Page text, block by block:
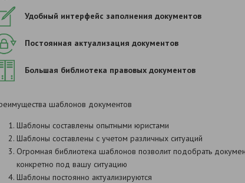
заполнение шаблона Вы сможете после
,
,
.
Удобный интерфейс заполнения документов
Постоянная актуализация документов
Большая библиотека правовых документов
шаблонов документов
Шаблоны составлены опытными юристами
Шаблоны составлены с учетом различных ситуаций
Огромная библиотека шаблонов позволит подобрать
конкретно под вашу ситуацию
Шаблоны постоянно актуализируются